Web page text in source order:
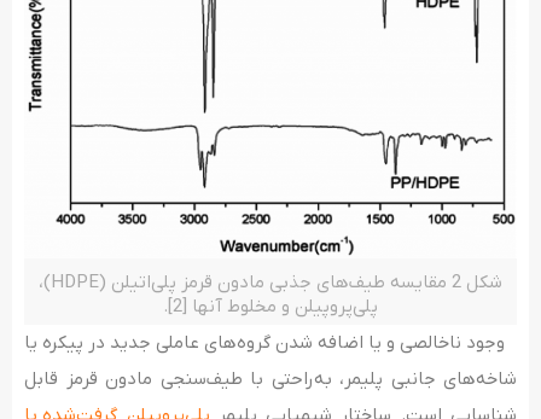
شکل 2 مقایسه طیف­‌های جذبی مادون ­قرمز پلی‌اتیلن (HDPE)،
پلی‌پروپیلن و مخلوط آن­ها [2].
وجود ناخالصی و یا اضافه شدن گروه­‌های عاملی جدید در پیکره یا
شاخه­‌های جانبی پلیمر، به­‌راحتی با طیف­‌سنجی مادون­ قرمز قابل